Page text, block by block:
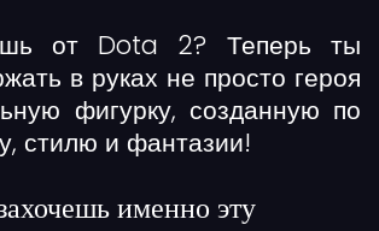
от Dota 2? Теперь ты
в руках не просто героя
фигурку, созданную по
стилю и фантазии!
именно эту